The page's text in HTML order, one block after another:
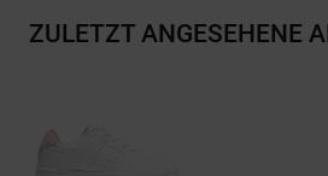
ZULETZT ANGESEHENE